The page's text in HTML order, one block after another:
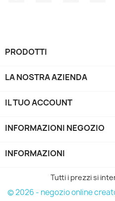
PRODOTTI
LA NOSTRA AZIENDA
IL TUO ACCOUNT
INFORMAZIONI NEGOZIO
INFORMAZIONI
Tutti i prezzi si
© 2026 - negozio online